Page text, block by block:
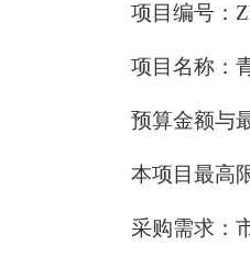
项目编号：
项目名称：
预算金额与
本项目最高
采购需求：